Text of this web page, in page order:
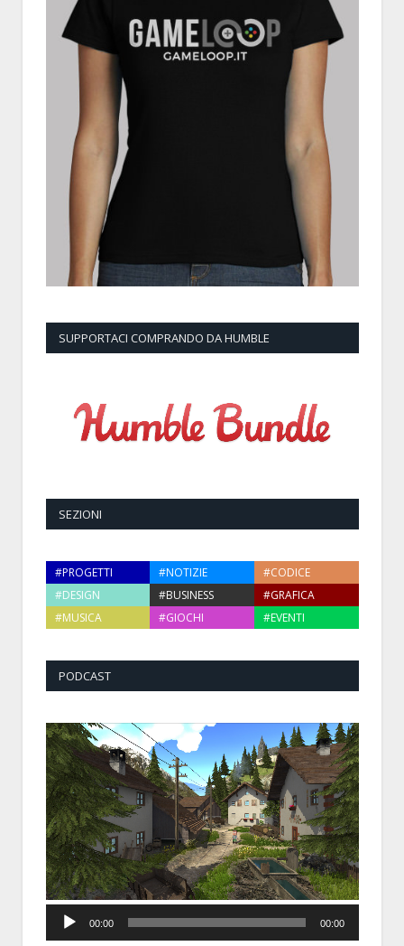
SUPPORTACI COMPRANDO DA HUMBLE
SEZIONI
#PROGETTI #NOTIZIE
#CODICE
#DESIGN
#BUSINESS
#GRAFICA
#MUSICA
#GIOCHI #EVENTI
PODCAST
Player
00:00 00:00